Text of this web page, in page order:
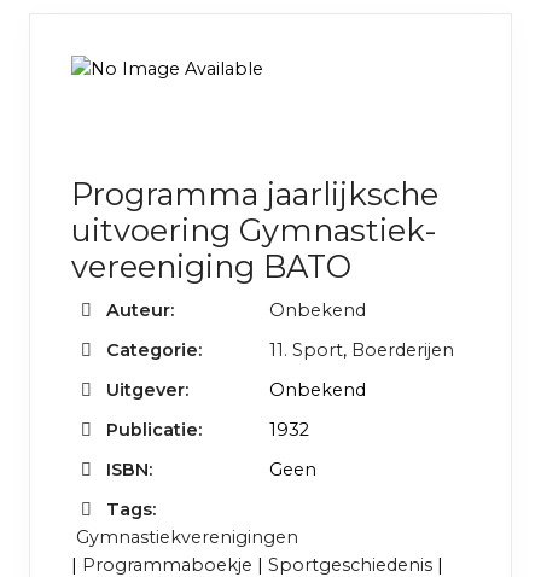
Programma jaarlijksche
uitvoering Gymnastiek-
vereeniging BATO
Auteur:
Onbekend
Categorie:
11. Sport, Boerderijen
Uitgever:
Onbekend
Publicatie:
1932
ISBN:
Geen
Tags:
Gymnastiekverenigingen
| Programmaboekje | Sportgeschiedenis |